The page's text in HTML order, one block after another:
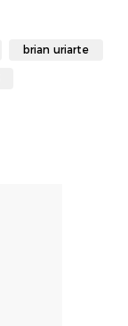
brian uriarte